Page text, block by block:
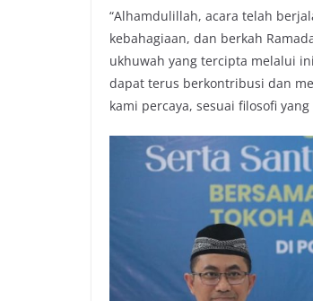
“Alhamdulillah, acara telah
kebahagiaan, dan berkah
ukhuwah yang tercipta melalui
dapat terus berkontribusi dan
kami percaya, sesuai filosofi